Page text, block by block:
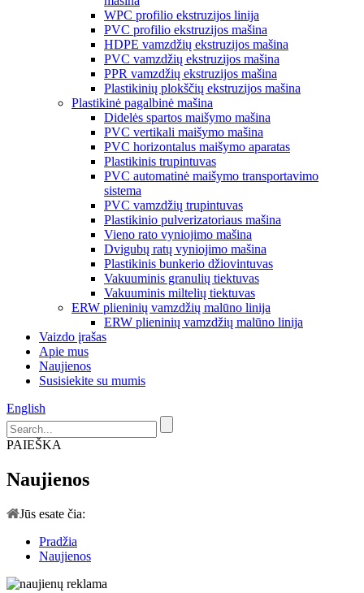
WPC profilio ekstruzijos linija
PVC profilio ekstruzijos mašina
HDPE vamzdžių ekstruzijos mašina
PVC vamzdžių ekstruzijos mašina
PPR vamzdžių ekstruzijos mašina
Plastikinių plokščių ekstruzijos mašina
Plastikinė pagalbinė mašina
Didelės spartos maišymo mašina
PVC vertikali maišymo mašina
PVC horizontalus maišymo aparatas
Plastikinis trupintuvas
PVC automatinė maišymo transportavimo
sistema
PVC vamzdžių trupintuvas
Plastikinio pulverizatoriaus mašina
Vieno rato vyniojimo mašina
Dvigubų ratų vyniojimo mašina
Plastikinis bunkerio džiovintuvas
Vakuuminis granulių tiektuvas
Vakuuminis miltelių tiektuvas
ERW plieninių vamzdžių malūno linija
ERW plieninių vamzdžių malūno linija
Vaizdo įrašas
Apie mus
Naujienos
Susisiekite su mumis
English
PAIEŠKA
Naujienos
Jūs esate čia:
Pradžia
Naujienos